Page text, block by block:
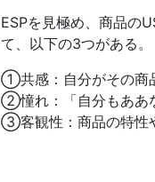
ESPを見極め、商品の
て、以下の3つがある。
①共感：自分がその商
②憧れ：「自分もああ
③客観性：商品の特性